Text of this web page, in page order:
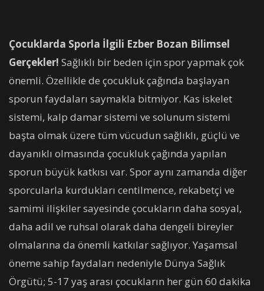
Çocuklarda Sporla İlgili Ezber Bozan Bilimsel
Gerçekler! Sağlıklı bir beden için spor yapmak çok
önemli. Özellikle de çocukluk çağında başlayan
sporun faydaları saymakla bitmiyor. Kas iskelet
sistemi, kalp damar sistemi ve solunum sistemi
başta olmak üzere tüm vücudun sağlıklı, güçlü ve
dayanıklı olmasında çocukluk çağında yapılan
sporun büyük katkısı var. Spor aynı zamanda diğer
sporcularla kurdukları centilmence, rekabetçi ve
samimi ilişkiler sayesinde çocukların daha sosyal,
daha adil ve ruhsal olarak daha dengeli bireyler
olmalarına da önemli katkılar sağlıyor. Yaşamsal
öneme sahip faydaları nedeniyle Dünya Sağlık
Örgütü; 5-17 yaş arası çocukların her gün 60 dakika